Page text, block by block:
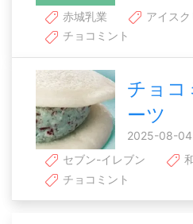
赤城乳業
アイスク
チョコミント
チョコ
ーツ
2025-08-
セブン-イレブン
チョコミント